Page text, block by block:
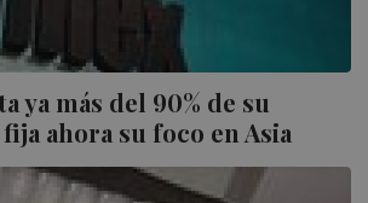
ya más del 90% de su
ahora su foco en Asia